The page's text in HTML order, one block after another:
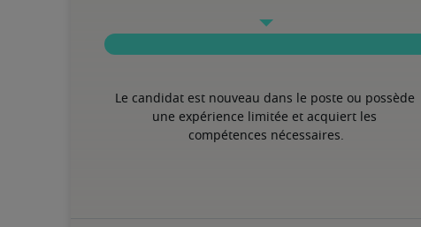
Le candidat est nouveau dans le poste ou possède
une expérience limitée et acquiert les
compétences nécessaires.